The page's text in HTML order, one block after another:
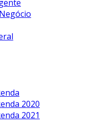
2020
2021